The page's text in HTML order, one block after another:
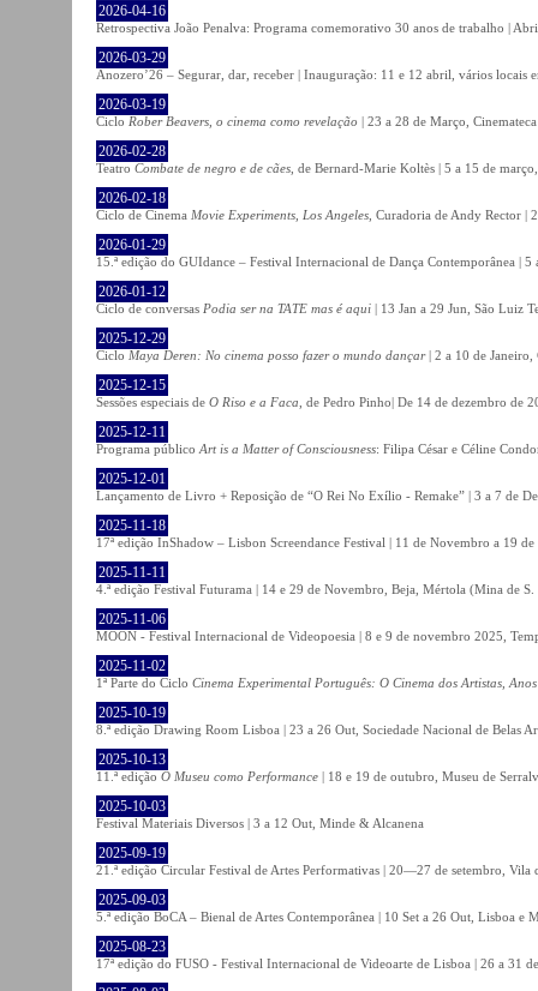
2026-04-16
Retrospectiva João Penalva: Programa comemorativo 30 anos de trabalho |
2026-03-29
Anozero’26 – Segurar, dar, receber | Inauguração: 11 e 12 abril, vários locais
2026-03-19
Ciclo Rober Beavers, o cinema como revelação | 23 a 28 de Março,
2026-02-28
Teatro Combate de negro e de cães , de Bernard-Marie Koltès | 5 a 15 de
2026-02-18
Ciclo de Cinema Movie Experiments, Los Angeles , Curadoria de Andy Rector
2026-01-29
15.ª edição do GUIdance – Festival Internacional de Dança Contemporânea |
2026-01-12
Ciclo de conversas Podia ser na TATE mas é aqui | 13 Jan a 29 Jun, São Luiz
2025-12-29
Ciclo Maya Deren: No cinema posso fazer o mundo dançar| 2 a 10 de Janeiro,
2025-12-15
Sessões especiais de O Riso e a Faca , de Pedro Pinho| De 14 de dezembro de
2025-12-11
Programa público Art is a Matter of Consciousness: Filipa César e Céline
2025-12-01
Lançamento de Livro + Reposição de “O Rei No Exílio - Remake” | 3 a 7 de
2025-11-18
17ª edição InShadow – Lisbon Screendance Festival | 11 de Novembro a 19
2025-11-11
4.ª edição Festival Futurama | 14 e 29 de Novembro, Beja, Mértola (Mina de
2025-11-06
MOON - Festival Internacional de Videopoesia | 8 e 9 de novembro 2025,
2025-11-02
1ª Parte do Ciclo Cinema Experimental Português: O Cinema dos Artistas,
2025-10-19
8.ª edição Drawing Room Lisboa | 23 a 26 Out, Sociedade Nacional de Belas
2025-10-13
11.ª edição O Museu como Performance | 18 e 19 de outubro, Museu de
2025-10-03
Festival Materiais Diversos | 3 a 12 Out, Minde & Alcanena
2025-09-19
21.ª edição Circular Festival de Artes Performativas | 20—27 de setembro, Vila
2025-09-03
5.ª edição BoCA – Bienal de Artes Contemporânea | 10 Set a 26 Out, Lisboa e
2025-08-23
17ª edição do FUSO - Festival Internacional de Videoarte de Lisboa | 26 a 31